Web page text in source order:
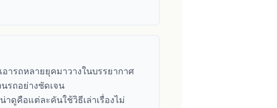
ารถหลายยุคมาวางในบรรยากาศ
รถอย่างชัดเจน
ดูคือแต่ละคันใช้วิธีเล่าเรื่องไม่